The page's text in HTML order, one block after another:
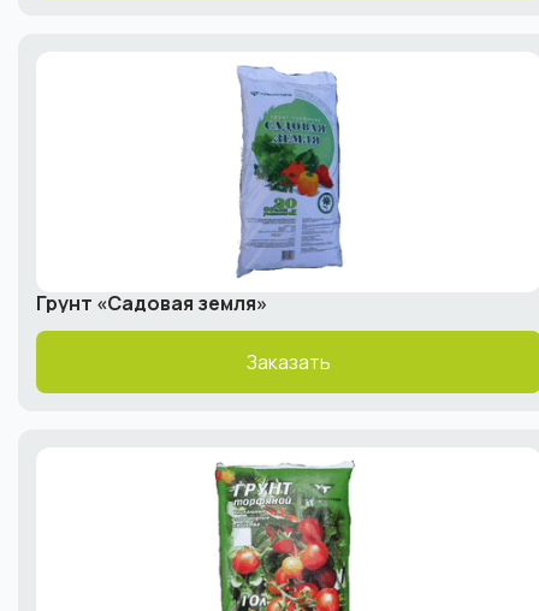
Грунт «Садовая земля»
Заказать